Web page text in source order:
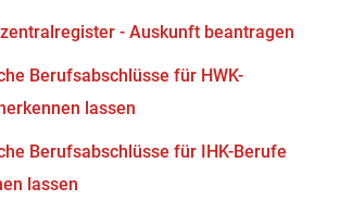
- Auskunft beantragen
Berufsabschlüsse für HWK-
lassen
Berufsabschlüsse für IHK-Berufe
lassen